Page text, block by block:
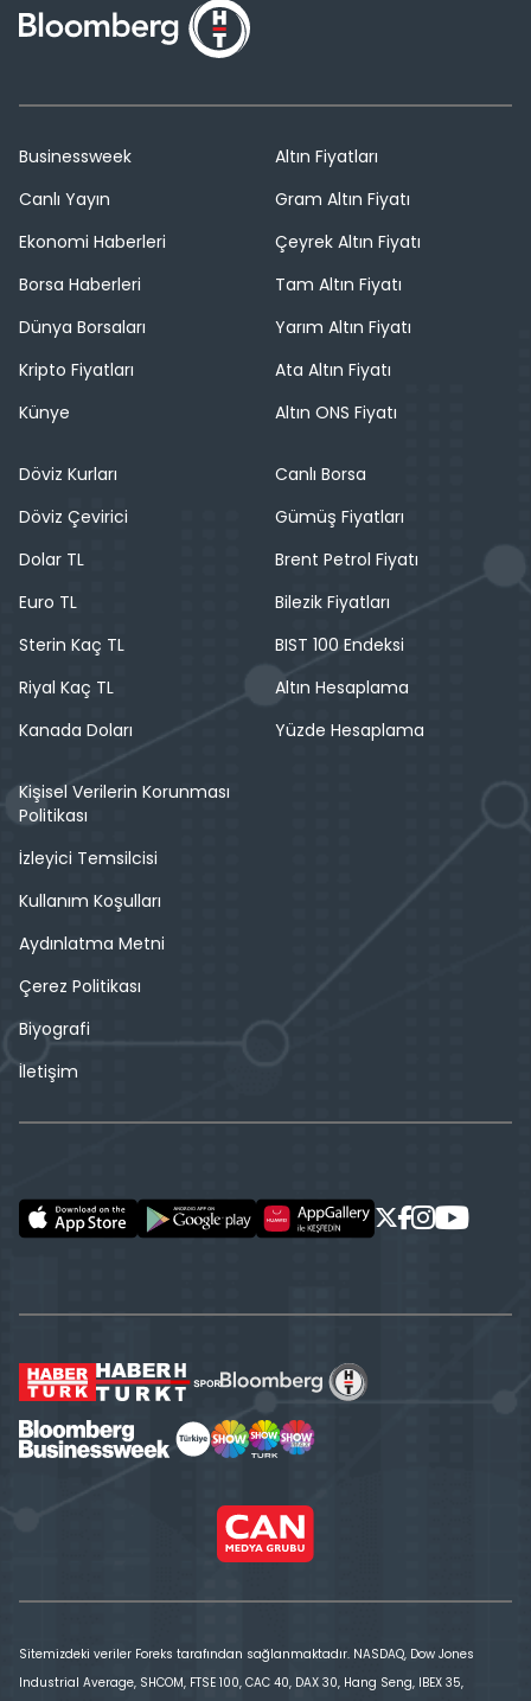
Businessweek
Canlı Yayın
Ekonomi Haberleri
Borsa Haberleri
Dünya Borsaları
Kripto Fiyatları
Künye
Altın Fiyatları
Gram Altın Fiyatı
Çeyrek Altın Fiyatı
Tam Altın Fiyatı
Yarım Altın Fiyatı
Ata Altın Fiyatı
Altın ONS Fiyatı
Döviz Kurları
Döviz Çevirici
Dolar TL
Euro TL
Sterin Kaç TL
Riyal Kaç TL
Kanada Doları
Canlı Borsa
Gümüş Fiyatları
Brent Petrol Fiyatı
Bilezik Fiyatları
BIST 100 Endeksi
Altın Hesaplama
Yüzde Hesaplama
Kişisel Verilerin Korunması
Politikası
İzleyici Temsilcisi
Kullanım Koşulları
Aydınlatma Metni
Çerez Politikası
Biyografi
İletişim
Sitemizdeki veriler Foreks tarafından sağlanmaktadır. NASDAQ, Dow Jones
Industrial Average, SHCOM, FTSE 100, CAC 40, DAX 30, Hang Seng, IBEX 35,